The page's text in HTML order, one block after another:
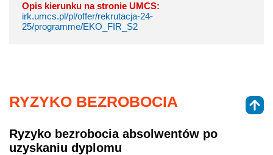
Opis kierunku na stronie UMCS:
irk.umcs.pl/pl/offer/rekrutacja-24-
25/programme/EKO_FIR_S2
RYZYKO BEZROBOCIA
Ryzyko bezrobocia absolwentów po
uzyskaniu dyplomu